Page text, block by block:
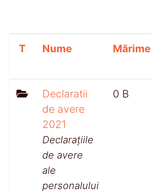
T Nume Mărime
Declaratii
de avere
2021
Declarațiile
de avere
ale
personalului
0 B